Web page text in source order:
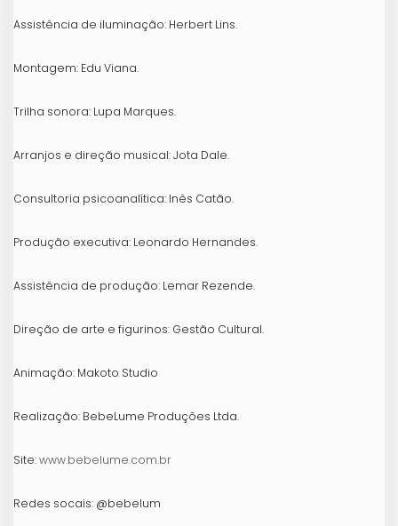
Assistência de iluminação: Herbert Lins.
Montagem: Edu Viana.
Trilha sonora: Lupa Marques.
Arranjos e direção musical: Jota Dale.
Consultoria psicoanalítica: Inês Catão.
Produção executiva: Leonardo Hernandes.
Assistência de produção: Lemar Rezende.
Direção de arte e figurinos: Gestão Cultural.
Animação: Makoto Studio
Realização: BebeLume Produções Ltda.
Site:www.bebelume.com.br
Redes socais: @bebelum